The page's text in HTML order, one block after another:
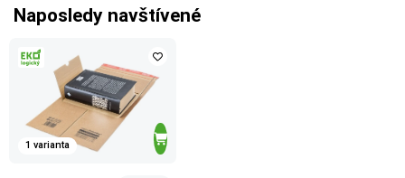
Naposledy navštívené
1 varianta